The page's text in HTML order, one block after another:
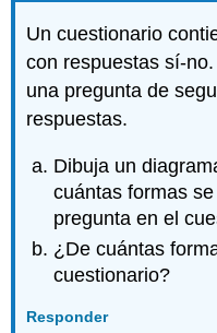
Un cuestionario
con respuestas sí-
una pregunta de
respuestas.
Dibuja un
cuántas formas
pregunta en el
¿De cuántas
cuestionario?
Responder